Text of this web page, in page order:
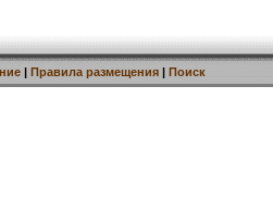
| Правила размещения | Поиск